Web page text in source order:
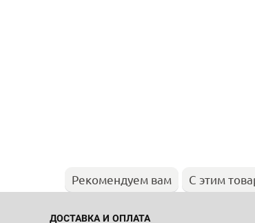
Рекомендуем вам С этим
ДОСТАВКА И ОПЛАТА